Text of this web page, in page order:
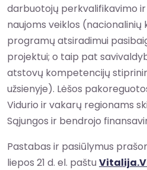
darbuotojų perkvalifikavimo
naujoms veiklos
programų atsiradimui
projektui; o taip pat
atstovų kompetencijų
užsienyje). Lėšos
Vidurio ir vakarų regionams
Sąjungos ir bendrojo
Pastabas ir pasiūlymus
liepos 21 d. el. paštu